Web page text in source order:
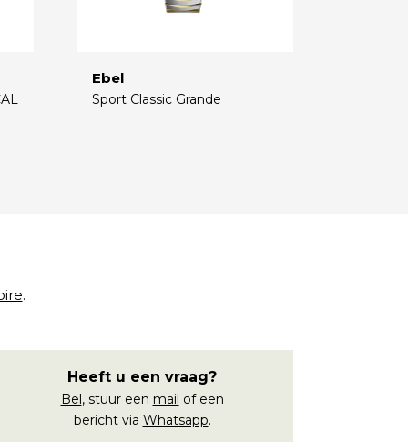
Ebel
Sport Classic Grande
.
Heeft u een vraag?
Bel, stuur een mail of een
bericht via Whatsapp.